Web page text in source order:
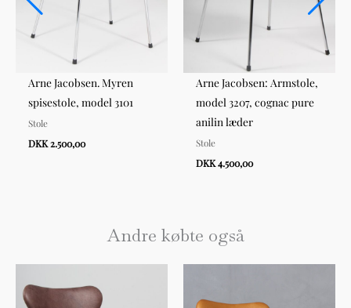
Arne Jacobsen. Myren
spisestole, model 3101
Stole
DKK 2.500,00
Arne Jacobsen: Armstole,
model 3207, cognac pure
anilin læder
Stole
DKK 4.500,00
Andre købte også